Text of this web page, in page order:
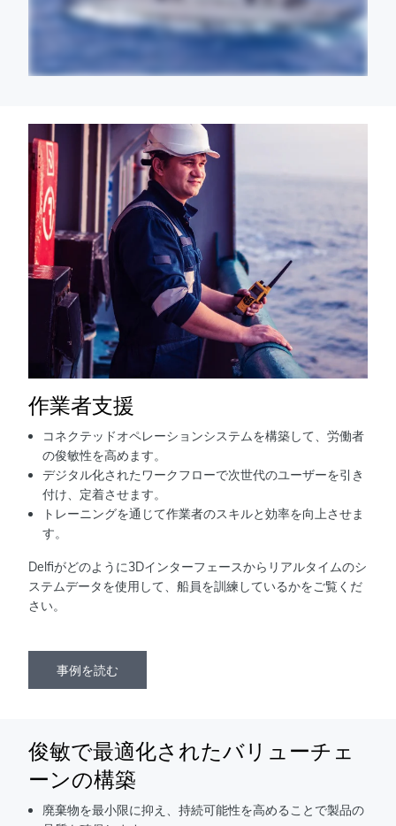
作業者支援
コネクテッドオペレーションシステムを構築して、労働者
の俊敏性を高めます。
デジタル化されたワークフローで次世代のユーザーを引き
付け、定着させます。
トレーニングを通じて作業者のスキルと効率を向上させま
す。
Delfiがどのように3Dインターフェースからリアルタイムのシ
ステムデータを使用して、船員を訓練しているかをご覧くだ
さい。
事例を読む
俊敏で最適化されたバリューチェ
ーンの構築
廃棄物を最小限に抑え、持続可能性を高めることで製品の